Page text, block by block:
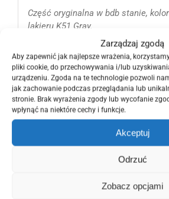
Zarządzaj zgodą
Aby zapewnić jak najlepsze wrażenia,
pliki cookie, do przechowywania i/lub
urządzeniu. Zgoda na te technologie pozwoli
jak zachowanie podczas przeglądania lub
stronie. Brak wyrażenia zgody lub wycofanie
wpłynąć na niektóre cechy i funkcje.
Akceptuj
Odrzuć
Zobacz opcjami
Część oryginalna w bdb stanie,
lakieru K51 Gray.
Nr katalogowy i oryginalny
Nissana :
F510M-1MAMA, F510M1MAMA
Kody modeli samochodów wersji
3.5L VQ35HR, 3.7 V6 VQ37VHR, 5.6
VK56VD
Dla prawidłowego dopasowania
2013 2014 2015 2016 2017 2018
Inne nowe oryginalne maski i